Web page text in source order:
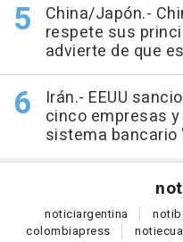
China/Japón.-
respete sus
advierte de que
Irán.- EEUU
cinco empresas
sistema
noticiargentina noti
colombiapress noti